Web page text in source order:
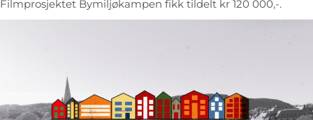
Filmprosjektet Bymiljøkampen fikk tildelt kr 120 000,-.